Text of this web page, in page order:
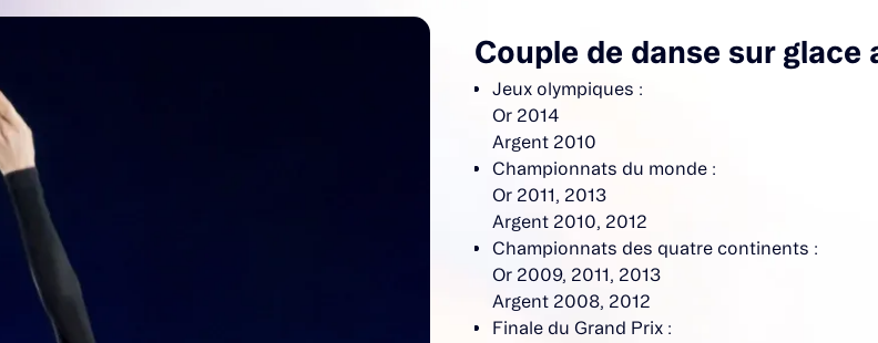
Couple de danse sur glace
Jeux olympiques :
Or 2014
Argent 2010
Championnats du monde :
Or 2011, 2013
Argent 2010, 2012
Championnats des quatre continents :
Or 2009, 2011, 2013
Argent 2008, 2012
Finale du Grand Prix :